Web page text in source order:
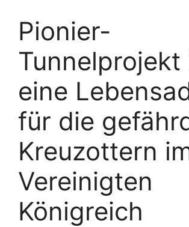
Pionier-
Tunnelprojekt
eine
für die
Kreuzottern
Vereinigten
Königreich